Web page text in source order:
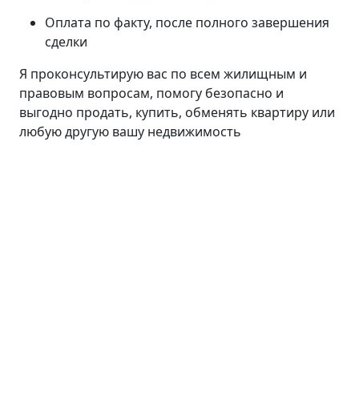
Оплата по факту, после полного завершения
сделки
Я проконсультирую вас по всем жилищным и
правовым вопросам, помогу безопасно и
выгодно продать, купить, обменять квартиру или
любую другую вашу недвижимость